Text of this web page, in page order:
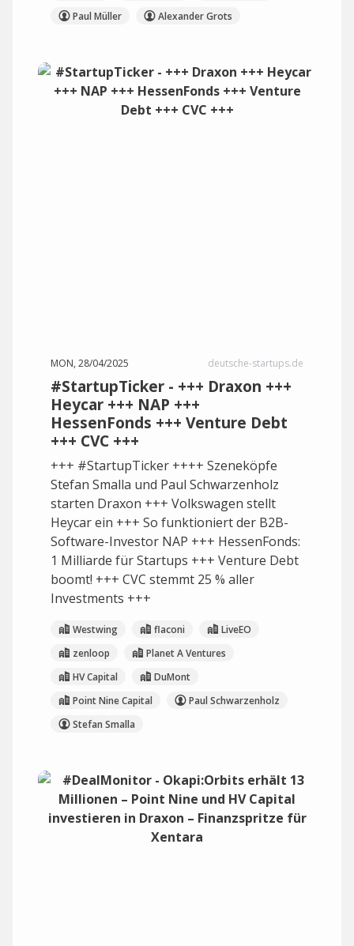
Paul Müller
Alexander Grots
MON, 28/04/2025 deutsche-startups.de
#StartupTicker - +++ Draxon +++
Heycar +++ NAP +++
HessenFonds +++ Venture Debt
+++ CVC +++
+++ #StartupTicker ++++ Szeneköpfe
Stefan Smalla und Paul Schwarzenholz
starten Draxon +++ Volkswagen stellt
Heycar ein +++ So funktioniert der B2B-
Software-Investor NAP +++ HessenFonds:
1 Milliarde für Startups +++ Venture Debt
boomt! +++ CVC stemmt 25 % aller
Investments +++
Westwing flaconi
LiveEO
zenloop
Planet A Ventures
HV Capital
DuMont
Point Nine Capital
Paul Schwarzenholz
Stefan Smalla